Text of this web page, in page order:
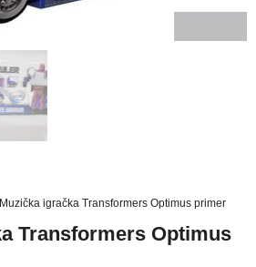
igračka Transformers Optimus primer
Transformers Optimus